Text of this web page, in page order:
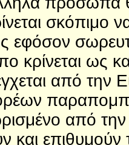
σκόπιμο
εφόσον
κρίνεται ως
από την
από την
επιθυμούν